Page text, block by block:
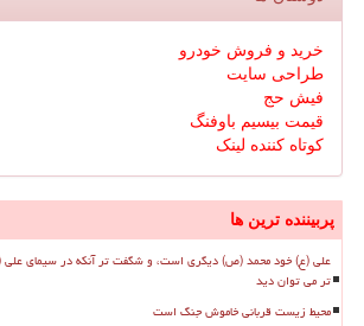
خرید و فروش خودرو
طراحی سایت
فیش حج
قیمت بیسیم باوفنگ
کوتاه کننده لینک
پربیننده ترین ها
علی (ع) خود محمد (ص) دیگری است، و شگفت تر آنکه در سیمای علی
تر می توان دید
محیط زیست قربانی خاموش جنگ است